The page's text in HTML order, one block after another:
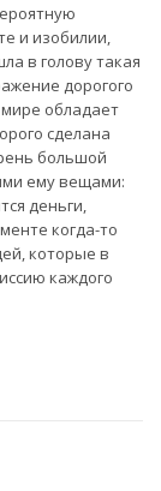
и изобилии,
в голову такая
дорогого
обладает
сделана
большой
ему вещами:
деньги,
когда-то
которые в
каждого